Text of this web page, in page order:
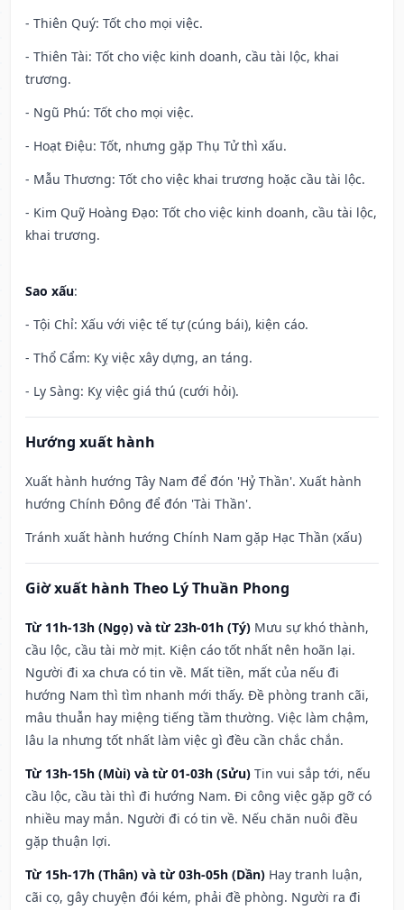
- Thiên Quý: Tốt cho mọi việc.
- Thiên Tài: Tốt cho việc kinh doanh, cầu tài lộc, khai
trương.
- Ngũ Phú: Tốt cho mọi việc.
- Hoạt Điệu: Tốt, nhưng gặp Thụ Tử thì xấu.
- Mẫu Thương: Tốt cho việc khai trương hoặc cầu tài lộc.
- Kim Quỹ Hoàng Đạo: Tốt cho việc kinh doanh, cầu tài lộc,
khai trương.
Sao xấu:
- Tội Chỉ: Xấu với việc tế tự (cúng bái), kiện cáo.
- Thổ Cẩm: Kỵ việc xây dựng, an táng.
- Ly Sàng: Kỵ việc giá thú (cưới hỏi).
Hướng xuất hành
Xuất hành hướng Tây Nam để đón 'Hỷ Thần'. Xuất hành
hướng Chính Đông để đón 'Tài Thần'.
Tránh xuất hành hướng Chính Nam gặp Hạc Thần (xấu)
Giờ xuất hành Theo Lý Thuần Phong
Từ 11h-13h (Ngọ) và từ 23h-01h (Tý) Mưu sự khó thành,
cầu lộc, cầu tài mờ mịt. Kiện cáo tốt nhất nên hoãn lại.
Người đi xa chưa có tin về. Mất tiền, mất của nếu đi
hướng Nam thì tìm nhanh mới thấy. Đề phòng tranh cãi,
mâu thuẫn hay miệng tiếng tầm thường. Việc làm chậm,
lâu la nhưng tốt nhất làm việc gì đều cần chắc chắn.
Từ 13h-15h (Mùi) và từ 01-03h (Sửu) Tin vui sắp tới, nếu
cầu lộc, cầu tài thì đi hướng Nam. Đi công việc gặp gỡ có
nhiều may mắn. Người đi có tin về. Nếu chăn nuôi đều
gặp thuận lợi.
Từ 15h-17h (Thân) và từ 03h-05h (Dần) Hay tranh luận,
cãi cọ, gây chuyện đói kém, phải đề phòng. Người ra đi